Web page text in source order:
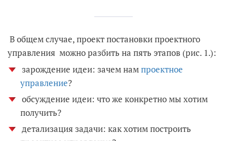
В общем случае, проект постановки проектного
управления можно разбить на пять этапов (рис. 1.):
зарождение идеи: зачем нампроектное
управление?
обсуждение идеи: что же конкретно мы хотим
получить?
детализация задачи: как хотим построить